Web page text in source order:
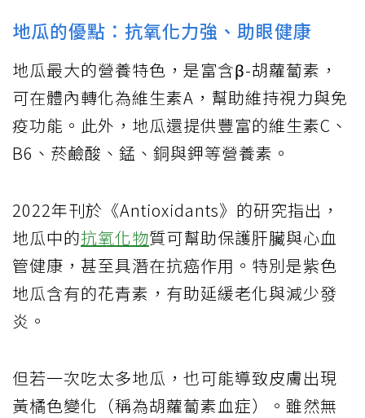
地瓜的優點：抗氧化力強、助眼健康
地瓜最大的營養特色，是富含β-胡蘿蔔素，
可在體內轉化為維生素A，幫助維持視力與免
疫功能。此外，地瓜還提供豐富的維生素C、
B6、菸鹼酸、錳、銅與鉀等營養素。
2022年刊於《Antioxidants》的研究指出，
地瓜中的抗氧化物質可幫助保護肝臟與心血
管健康，甚至具潛在抗癌作用。特別是紫色
地瓜含有的花青素，有助延緩老化與減少發
炎。
但若一次吃太多地瓜，也可能導致皮膚出現
黃橘色變化（稱為胡蘿蔔素血症）。雖然無